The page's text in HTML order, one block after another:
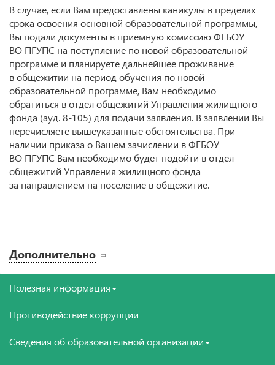
В случае, если Вам предоставлены каникулы в пределах
срока освоения основной образовательной программы,
Вы подали документы в приемную комиссию ФГБОУ
ВО ПГУПС на поступление по новой образовательной
программе и планируете дальнейшее проживание
в общежитии на период обучения по новой
образовательной программе, Вам необходимо
обратиться в отдел общежитий Управления жилищного
фонда (ауд. 8-105) для подачи заявления. В заявлении Вы
перечисляете вышеуказанные обстоятельства. При
наличии приказа о Вашем зачислении в ФГБОУ
ВО ПГУПС Вам необходимо будет подойти в отдел
общежитий Управления жилищного фонда
за направлением на поселение в общежитие.
Дополнительно
Полезная информация
Противодействие коррупции
Сведения об образовательной организации